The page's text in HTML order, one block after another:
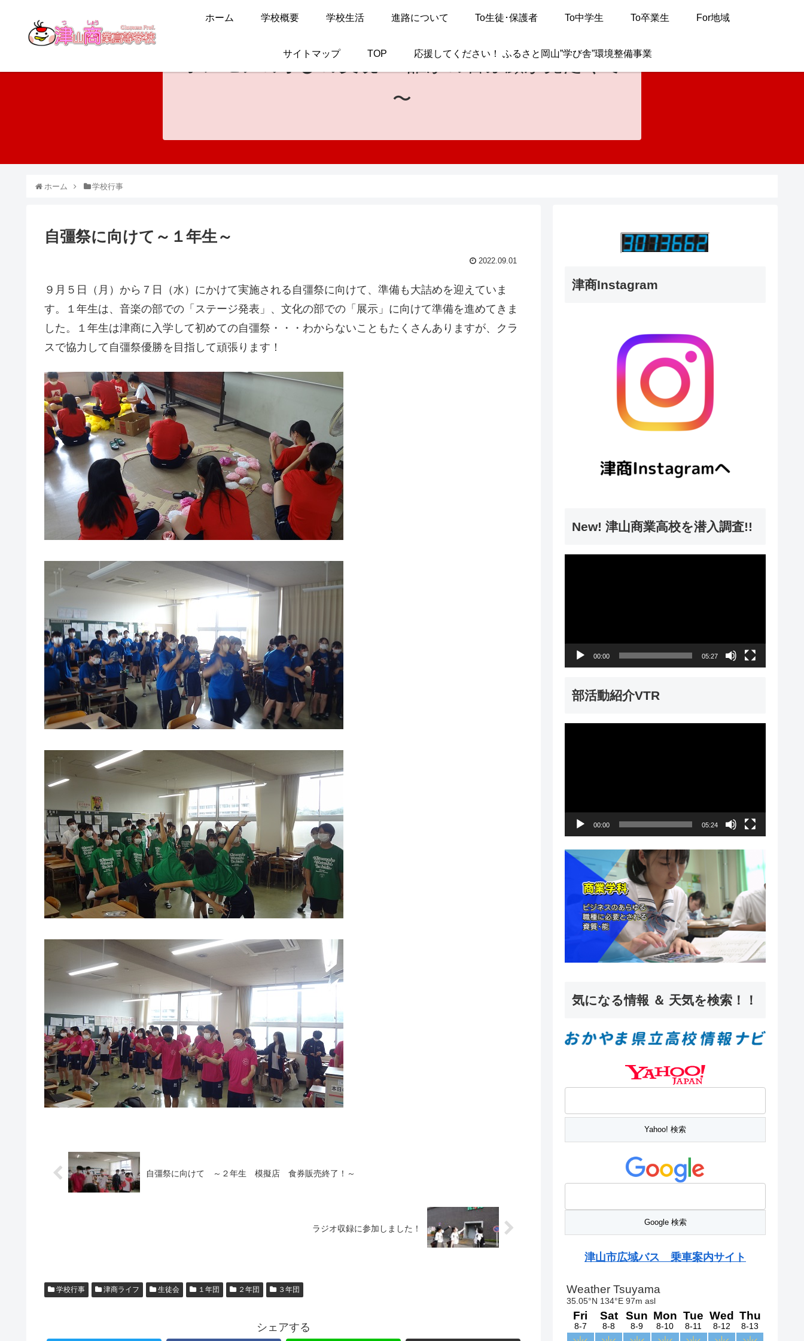
ホーム 学校概要 学校生活 進路について To生徒･保護者 To中学生 To卒業生 For地域
サイトマップ TOP 応援してください！ ふるさと岡山”学び舎”環境整備事業
ホンモノの学びの実現
〜 誰かの喜ぶ顔が見たくて
〜
ホーム 学校行事
自彊祭に向けて～１年生～
2022.09.01
９月５日（月）から７日（水）にかけて実施される自彊祭に向けて、準備も大詰めを迎えていま
す。１年生は、音楽の部での「ステージ発表」、文化の部での「展示」に向けて準備を進めてきま
した。１年生は津商に入学して初めての自彊祭・・・わからないこともたくさんありますが、クラ
スで協力して自彊祭優勝を目指して頑張ります！
自彊祭に向けて ～２年生 模擬店 食券販売終了！～
ラジオ収録に参加しました！
学校行事 津商ライフ 生徒会 １年団 ２年団 ３年団
シェアする
津商Instagram
New! 津山商業高校を潜入調査!!
00:00 05:27
部活動紹介VTR
ー
00:00 05:24
気になる情報 ＆ 天気を検索！！
津山市広域バス 乗車案内サイト